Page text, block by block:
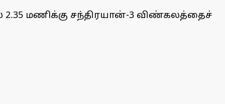
மணிக்கு சந்திரயான்-3 விண்கலத்தைச்